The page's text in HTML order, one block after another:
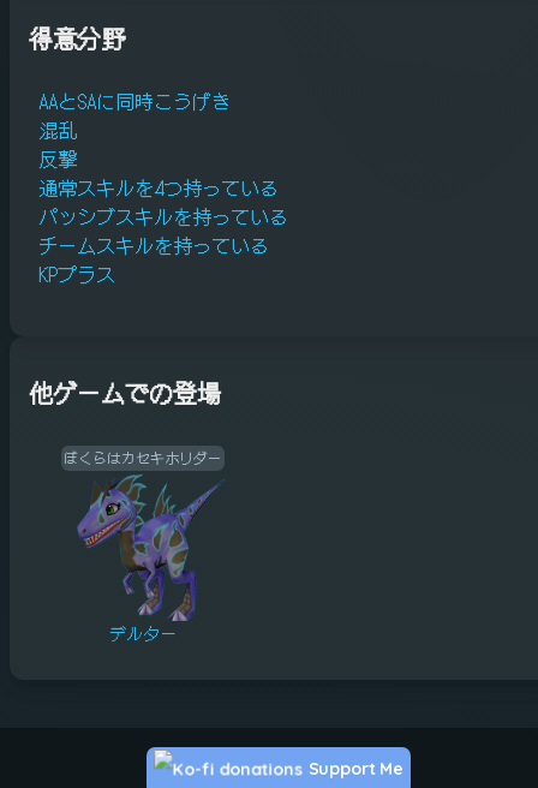
得意分野
AAとSAに同時こうげき
混乱
反撃
通常スキルを4つ持っている
パッシブスキルを持っている
チームスキルを持っている
KPプラス
他ゲームでの登場
ぼくらはカセキホリダー
デルター
Support Me